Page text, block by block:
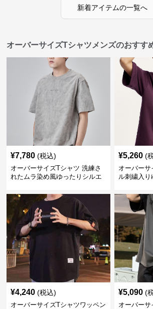
新着アイテムの一覧へ
オーバーサイズTシャツメンズのおすす
¥7,780 (税込)
オーバーサイズTシャツ 洗練さ
れたムラ染め風ゆったりシルエ
¥5,260 (
オーバー
ル刺繍入り
¥4,240 (税込)
オーバーサイズTシャツワッペン
¥5,090 (
オーバー